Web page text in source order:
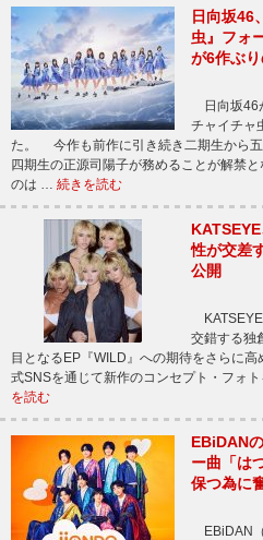
日向坂46
虫』フォ
が6作ぶ
日向坂46
チャイチャ
た。 今作も前作に引き続き二期生から
四期生の正源司陽子が務めることが解禁
のは … 続きを読む
性が交差
公開
交錯する独
目となるEP『WILD』への期待をさらに
式SNSを通じて新作のコンセプト・フォ
を読む
EBiDAN
ー曲「は
保つ為に
EBiDAN